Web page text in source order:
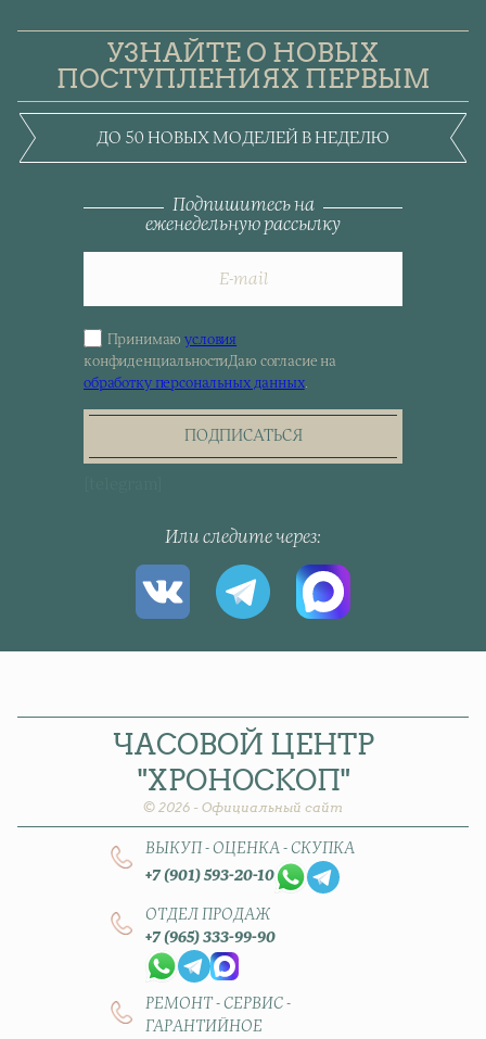
УЗНАЙТЕ О НОВЫХ
ПОСТУПЛЕНИЯХ ПЕРВЫМ
ДО 50 НОВЫХ МОДЕЛЕЙ В НЕДЕЛЮ
Подпишитесь на
еженедельную рассылку
Sign
up
for
the
Принимаюусловия
конфиденциальностиДаю согласие на
обработку персональных данных.
ПОДПИСАТЬСЯ
Или следите через
ЧАСОВОЙ ЦЕНТР
"ХРОНОСКОП"
© 2026 - Официальный сайт
ВЫКУП - ОЦЕНКА - СКУПКА
+7 (901) 593-20-10
ОТДЕЛ ПРОДАЖ
+7 (965) 333-99-90
РЕМОНТ - СЕРВИС -
ГАРАНТИЙНОЕ